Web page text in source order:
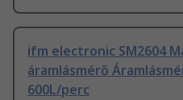
ifm electronic SM2604
áramlásmérő
600L/perc